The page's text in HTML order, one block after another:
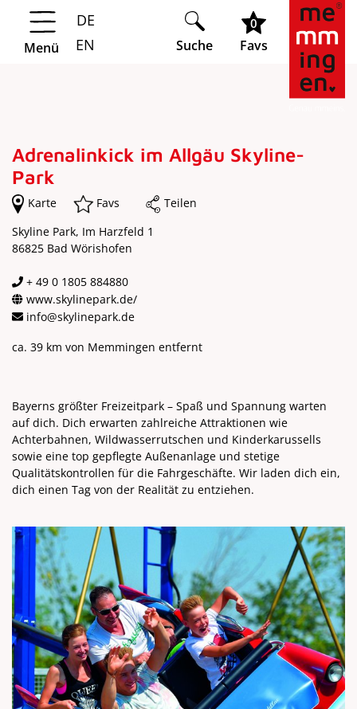
Springe zur Navigation
Springe zum Hauptinhalt
Menü
DE
EN
Suche
0
Favs
Adrenalinkick im Allgäu Skyline-
Park
Karte Favs
Teilen
Skyline Park, Im Harzfeld 1
86825 Bad Wörishofen
+ 49 0 1805 884880
www.skylinepark.de/
info@skylinepark.de
ca. 39 km von Memmingen entfernt
Bayerns größter Freizeitpark – Spaß und Spannung warten
auf dich. Dich erwarten zahlreiche Attraktionen wie
Achterbahnen, Wildwasserrutschen und Kinderkarussells
sowie eine top gepflegte Außenanlage und stetige
Qualitätskontrollen für die Fahrgeschäfte. Wir laden dich ein,
dich einen Tag von der Realität zu entziehen.